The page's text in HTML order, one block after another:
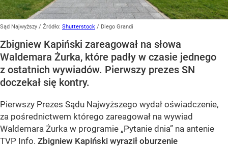
Sąd Najwyższy / Źródło: Shutterstock / Diego Grandi
Zbigniew Kapiński zareagował na słowa
Waldemara Żurka, które padły w czasie jednego
z ostatnich wywiadów. Pierwszy prezes SN
doczekał się kontry.
Pierwszy Prezes Sądu Najwyższego wydał oświadczenie,
za pośrednictwem którego zareagował na wywiad
Waldemara Żurka w programie „Pytanie dnia” na antenie
TVP Info. Zbigniew Kapiński wyraził oburzenie